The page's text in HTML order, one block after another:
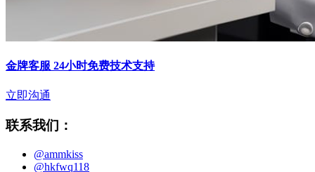
金牌客服 24小时免费技术支持
立即沟通
联系我们：
@ammkiss
@hkfwq118